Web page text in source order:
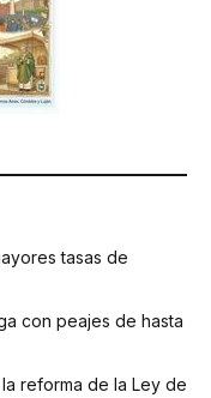
tasas de
con peajes de hasta
reforma de la Ley de